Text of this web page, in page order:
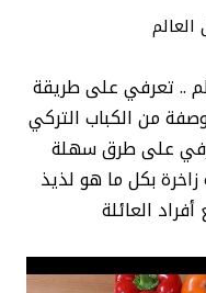
.. تعرفي على طريقة
من الكباب التركي
على طرق سهلة
بكل ما هو لذيذ
العائلة